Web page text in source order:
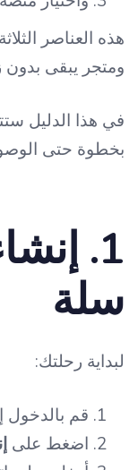
هذه العناصر
ومتجر يبقى بدون
في هذا الدليل
بخطوة حتى
1.
سلة
لبداية رحلتك:
قم بالدخول
اضغط على